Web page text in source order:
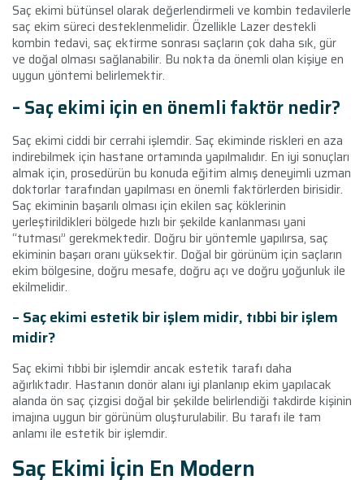
Saç ekimi bütünsel olarak değerlendirmeli ve kombin tedavilerle
saç ekim süreci desteklenmelidir. Özellikle Lazer destekli
kombin tedavi, saç ektirme sonrası saçların çok daha sık, gür
ve doğal olması sağlanabilir. Bu nokta da önemli olan kişiye en
uygun yöntemi belirlemektir.
– Saç ekimi için en önemli faktör nedir?
Saç ekimi ciddi bir cerrahi işlemdir. Saç ekiminde riskleri en aza
indirebilmek için hastane ortamında yapılmalıdır. En iyi sonuçları
almak için, prosedürün bu konuda eğitim almış deneyimli uzman
doktorlar tarafından yapılması en önemli faktörlerden birisidir.
Saç ekiminin başarılı olması için ekilen saç köklerinin
yerleştirildikleri bölgede hızlı bir şekilde kanlanması yani
“tutması” gerekmektedir. Doğru bir yöntemle yapılırsa, saç
ekiminin başarı oranı yüksektir. Doğal bir görünüm için saçların
ekim bölgesine, doğru mesafe, doğru açı ve doğru yoğunluk ile
ekilmelidir.
– Saç ekimi estetik bir işlem midir, tıbbi bir işlem
midir?
Saç ekimi tıbbi bir işlemdir ancak estetik tarafı daha
ağırlıktadır. Hastanın donör alanı iyi planlanıp ekim yapılacak
alanda ön saç çizgisi doğal bir şekilde belirlendiği takdirde kişinin
imajına uygun bir görünüm oluşturulabilir. Bu tarafı ile tam
anlamı ile estetik bir işlemdir.
Saç Ekimi İçin En Modern